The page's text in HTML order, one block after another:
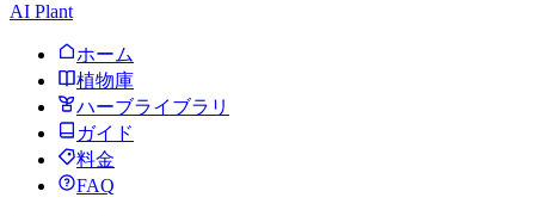
AI Plant
ホーム
植物庫
ハーブライブラリ
ガイド
料金
FAQ